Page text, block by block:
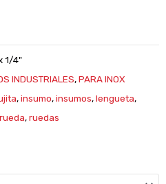
1/4"
INDUSTRIALES,PARA INOX
,insumo,insumos,lengueta,
rueda,ruedas